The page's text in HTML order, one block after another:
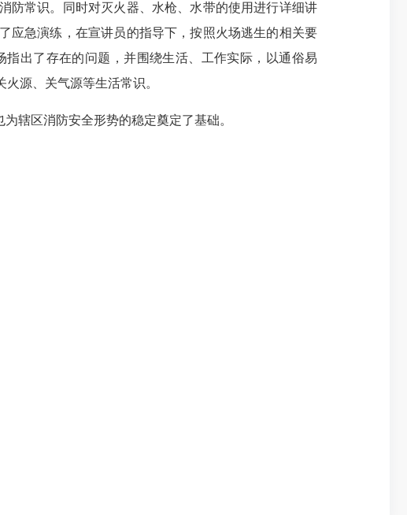
防常识。同时对灭火器、水枪、水带的使用进行详细讲
应急演练，在宣讲员的指导下，按照火场逃生的相关要
出了存在的问题，并围绕生活、工作实际，以通俗易
关火源、关气源等生活常识。
辖区消防安全形势的稳定奠定了基础。